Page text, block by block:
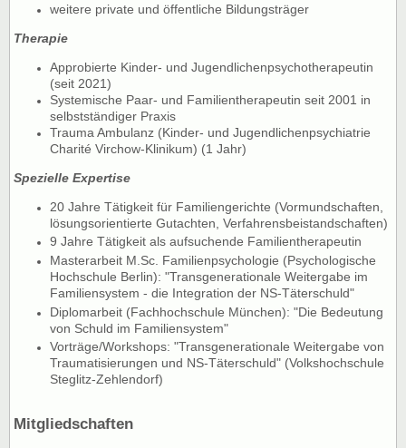
weitere private und öffentliche Bildungsträger
Therapie
Approbierte Kinder- und Jugendlichenpsychotherapeutin
(seit 2021)
Systemische Paar- und Familientherapeutin seit 2001 in
selbstständiger Praxis
Trauma Ambulanz (Kinder- und Jugendlichenpsychiatrie
Charité Virchow-Klinikum) (1 Jahr)
Spezielle Expertise
20 Jahre Tätigkeit für Familiengerichte (Vormundschaften,
lösungsorientierte Gutachten, Verfahrensbeistandschaften)
9 Jahre Tätigkeit als aufsuchende Familientherapeutin
Masterarbeit M.Sc. Familienpsychologie (Psychologische
Hochschule Berlin): "Transgenerationale Weitergabe im
Familiensystem - die Integration der NS-Täterschuld"
Diplomarbeit (Fachhochschule München): "Die Bedeutung
von Schuld im Familiensystem"
Vorträge/Workshops: "Transgenerationale Weitergabe von
Traumatisierungen und NS-Täterschuld" (Volkshochschule
Steglitz-Zehlendorf)
Mitgliedschaften